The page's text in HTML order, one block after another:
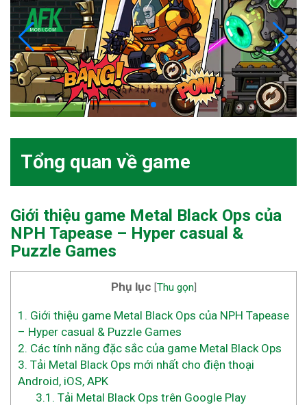
Tổng quan về game
Giới thiệu game Metal Black Ops của
NPH Tapease – Hyper casual &
Puzzle Games
Phụ lục Thu gọn]
1. Giới thiệu game Metal Black Ops của NPH Tapease
– Hyper casual & Puzzle Games
2. Các tính năng đặc sắc của game Metal Black Ops
3. Tải Metal Black Ops mới nhất cho điện thoại
Android, iOS, APK
3.1. Tải Metal Black Ops trên Google Play